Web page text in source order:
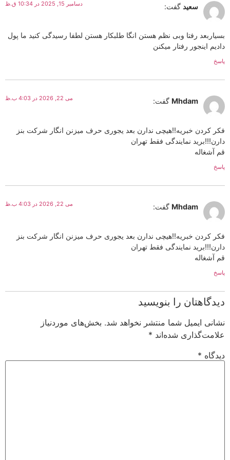
سعید گفت: دسامبر 15, 2025 در 10:34 ق.ظ
بسیاربعد رفتا وبی نظم هستن انگا طلبکار هستن لطفا رسیدگی کنید ما پول
دادیم اینجور رفتار میکنن
پاسخ
Mhdam گفت: می 22, 2026 در 4:03 ب.ظ
فکر کردن خبریه!!هیچی ندارن بعد یجوری حرف میزنن انگار شرکت بنز
دارن!!!برید نمایندگی فقط تهران
قم آشغاله
پاسخ
Mhdam گفت: می 22, 2026 در 4:03 ب.ظ
فکر کردن خبریه!!هیچی ندارن بعد یجوری حرف میزنن انگار شرکت بنز
دارن!!!برید نمایندگی فقط تهران
قم آشغاله
پاسخ
دیدگاهتان را بنویسید
نشانی ایمیل شما منتشر نخواهد شد. بخش‌های موردنیاز
علامت‌گذاری شده‌اند*
دیدگاه*